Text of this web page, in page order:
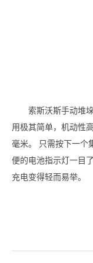
索斯沃斯手动堆
用极其简单，机动性
毫米。 只需按下一个
便的电池指示灯一目
充电变得轻而易举。